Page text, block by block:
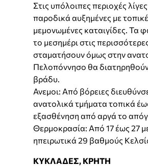
Στις υπόλοιπες περιοχές
παροδικά αυξημένες με
μεμονωμένες καταιγίδες. Τα
το μεσημέρι στις
σταματήσουν όμως στην
Πελοπόννησο θα
βράδυ.
Ανεμοι: Από βόρειες
ανατολικά τμήματα τοπικά
εξασθένηση από αργά το
Θερμοκρασία: Από 17 έως 27
ηπειρωτικά 29 βαθμούς
ΚΥΚΛΑΔΕΣ, ΚΡΗΤΗ